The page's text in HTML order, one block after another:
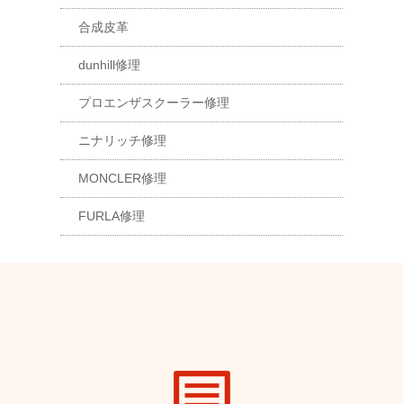
合成皮革
dunhill修理
プロエンザスクーラー修理
ニナリッチ修理
MONCLER修理
FURLA修理